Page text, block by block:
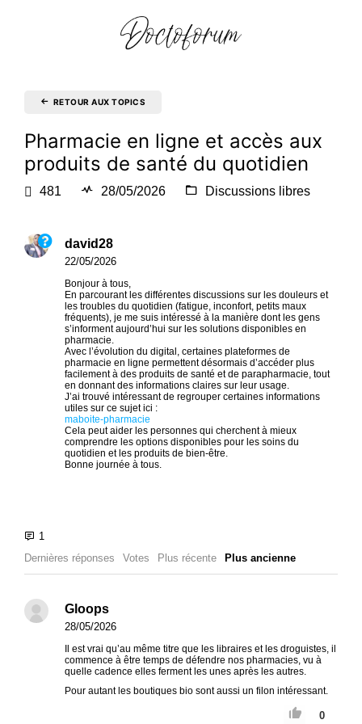
RETOUR AUX TOPICS
Pharmacie en ligne et accès aux
produits de santé du quotidien
481 28/05/2026 Discussions libres
david28
22/05/2026
Bonjour à tous,
En parcourant les différentes discussions sur les douleurs et
les troubles du quotidien (fatigue, inconfort, petits maux
fréquents), je me suis intéressé à la manière dont les gens
s’informent aujourd’hui sur les solutions disponibles en
pharmacie.
Avec l’évolution du digital, certaines plateformes de
pharmacie en ligne permettent désormais d’accéder plus
facilement à des produits de santé et de parapharmacie, tout
en donnant des informations claires sur leur usage.
J’ai trouvé intéressant de regrouper certaines informations
utiles sur ce sujet ici :
maboite-pharmacie
Cela peut aider les personnes qui cherchent à mieux
comprendre les options disponibles pour les soins du
quotidien et les produits de bien-être.
Bonne journée à tous.
Dernières réponses Votes Plus récente Plus ancienne
Gloops
28/05/2026
Il est vrai qu’au même titre que les libraires et les droguistes, il
commence à être temps de défendre nos pharmacies, vu à
quelle cadence elles ferment les unes après les autres.
Pour autant les boutiques bio sont aussi un filon intéressant.
0